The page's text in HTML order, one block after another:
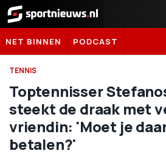
Sportnieuws.nl
NET BINNEN PODCAST
TENNIS
Toptennisser
steekt de draak met
vriendin: 'Moet je
betalen?'